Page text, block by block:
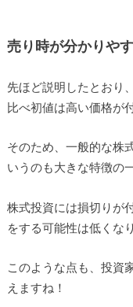
売り時が分かりや
先ほど説明したとおり
比べ初値は高い価格が
そのため、一般的な株
いうのも大きな特徴の
株式投資には損切りが
をする可能性は低くな
このような点も、投資
えますね！